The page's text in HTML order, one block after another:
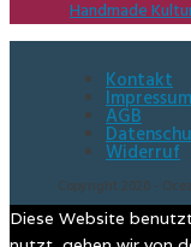
Handmade
Kontakt
Impressum
AGB
Widerruf
Copyright 2020 -
Diese Website